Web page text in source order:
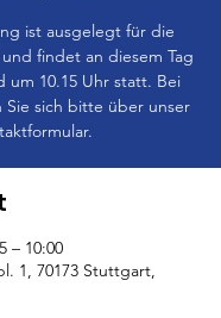
ist ausgelegt für die
findet an diesem Tag
um 10.15 Uhr statt. Bei
Sie sich bitte über unser
– 10:00
1, 70173 Stuttgart,